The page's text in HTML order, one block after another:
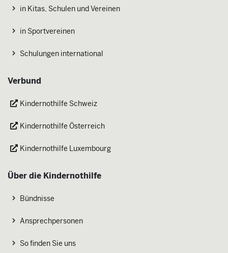
in Kitas, Schulen und Vereinen
in Sportvereinen
Schulungen international
Verbund
Kindernothilfe Schweiz
Kindernothilfe Österreich
Kindernothilfe Luxembourg
Über die Kindernothilfe
Bündnisse
Ansprechpersonen
So finden Sie uns